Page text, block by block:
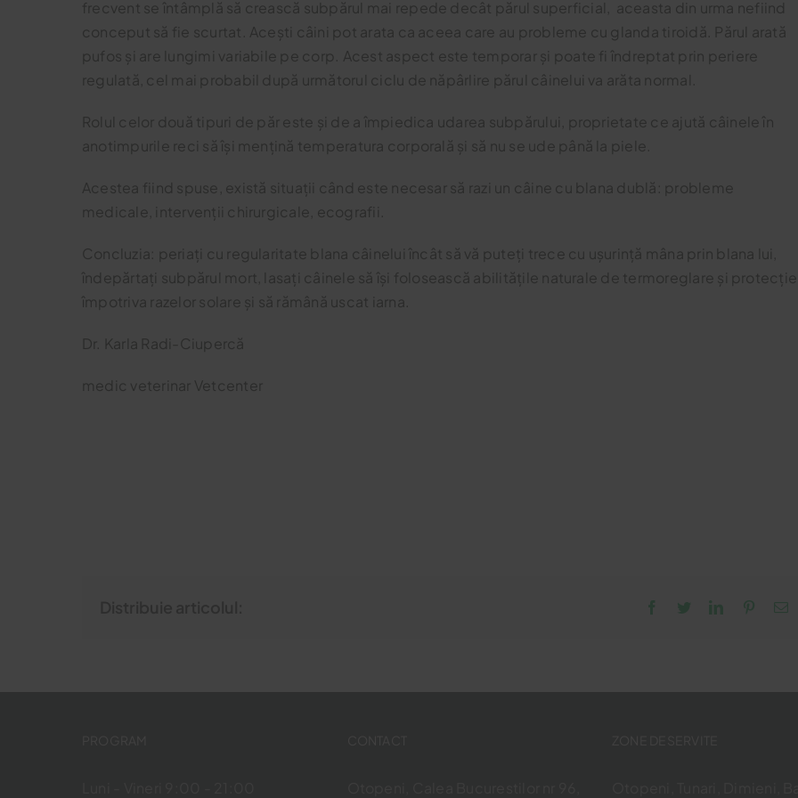
frecvent se întâmplă să crească subpărul mai repede decât părul superficial, aceasta din urma nefiind
conceput să fie scurtat. Acești câini pot arata ca aceea care au probleme cu glanda tiroidă. Părul arată
pufos și are lungimi variabile pe corp. Acest aspect este temporar și poate fi îndreptat prin periere
regulată, cel mai probabil după următorul ciclu de năpârlire părul câinelui va arăta normal.
Rolul celor două tipuri de păr este și de a împiedica udarea subpărului, proprietate ce ajută câinele în
anotimpurile reci să își mențină temperatura corporală și să nu se ude până la piele.
Acestea fiind spuse, există situații când este necesar să razi un câine cu blana dublă: probleme
medicale, intervenții chirurgicale, ecografii.
Concluzia: periați cu regularitate blana câinelui încât să vă puteți trece cu ușurință mâna prin blana lui,
îndepărtați subpărul mort, lasați câinele să își folosească abilitățile naturale de termoreglare și protecție
împotriva razelor solare și să rămână uscat iarna.
Dr. Karla Radi-Ciupercă
medic veterinar Vetcenter
Facebook
TwitterLinkedInPinterest